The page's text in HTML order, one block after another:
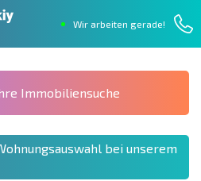
Wir arbeiten gerade!
Immobiliensuche
bei unserem